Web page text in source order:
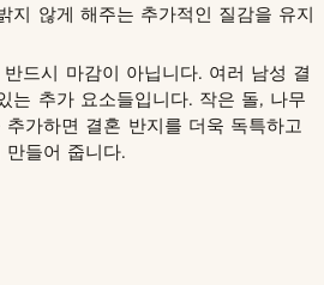
지 않게 해주는 추가적인 질감을 유지
드시 마감이 아닙니다. 여러 남성 결
는 추가 요소들입니다. 작은 돌, 나무
추가하면 결혼 반지를 더욱 독특하고
만들어 줍니다.